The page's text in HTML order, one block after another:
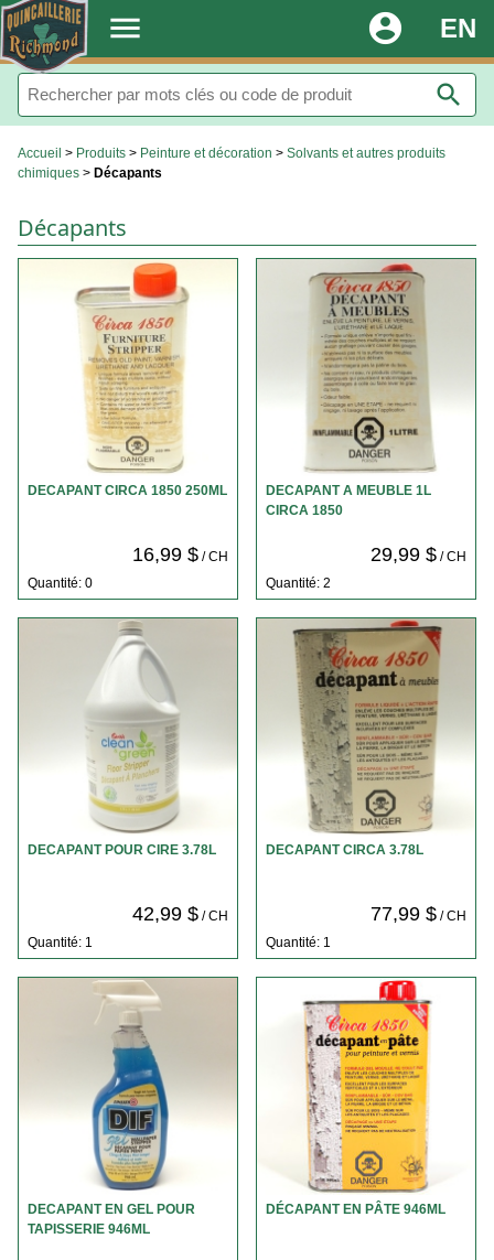
. menu EN
account_circle
search
Accueil > Produits > Peinture et décoration > Solvants et autres produits
chimiques > Décapants
Décapants
DECAPANT CIRCA 1850 250ML
16,99 $/ CH
Quantité: 0
DECAPANT A MEUBLE 1L
CIRCA 1850
29,99 $/ CH
Quantité: 2
DECAPANT POUR CIRE 3.78L
42,99 $/ CH
Quantité: 1
DECAPANT CIRCA 3.78L
77,99 $/ CH
Quantité: 1
DECAPANT EN GEL POUR
TAPISSERIE 946ML
DÉCAPANT EN PÂTE 946ML